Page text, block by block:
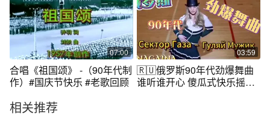
07:00
合唱《祖国颂》 -（90年代制
作）#国庆节快乐 #老歌回顾
03:59
🇷🇺俄罗斯90年代劲爆舞曲
谁听谁开心 傻瓜式快乐摇头
相关推荐